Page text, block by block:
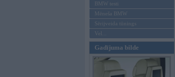
BMW testi
Mēneša BMW
Sērijveida tūnings
Vel...
Gadījuma bilde